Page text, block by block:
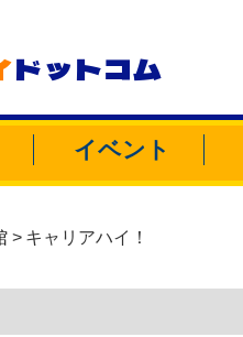
ドットコム
イベント
キャリアハイ！